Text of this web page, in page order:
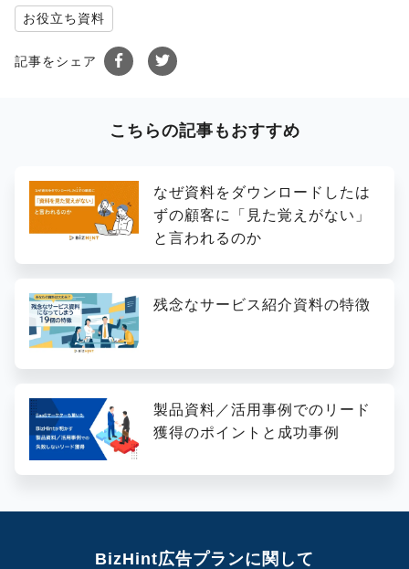
お役立ち資料
記事をシェア
こちらの記事もおすすめ
なぜ資料をダウンロードしたは
ずの顧客に「見た覚えがない」
と言われるのか
残念なサービス紹介資料の特徴
製品資料／活用事例でのリード
獲得のポイントと成功事例
BizHint広告プランに関して